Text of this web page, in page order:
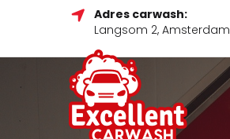
Adres carwash:
Langsom 2, Amsterdam